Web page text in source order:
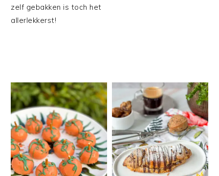
zelf gebakken is toch het
allerlekkerst!